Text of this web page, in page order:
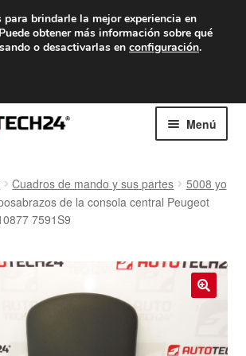
desde 7 EUR
viernes de 9 a. m. a 4 p. m.
Menú
Cuadros de mando y sus partes
5008 yo
de la consola central Peugeot
7591S9
brindarle la mejor experiencia en
Puede obtener más información sobre qué
o desactivarlas en configuración.